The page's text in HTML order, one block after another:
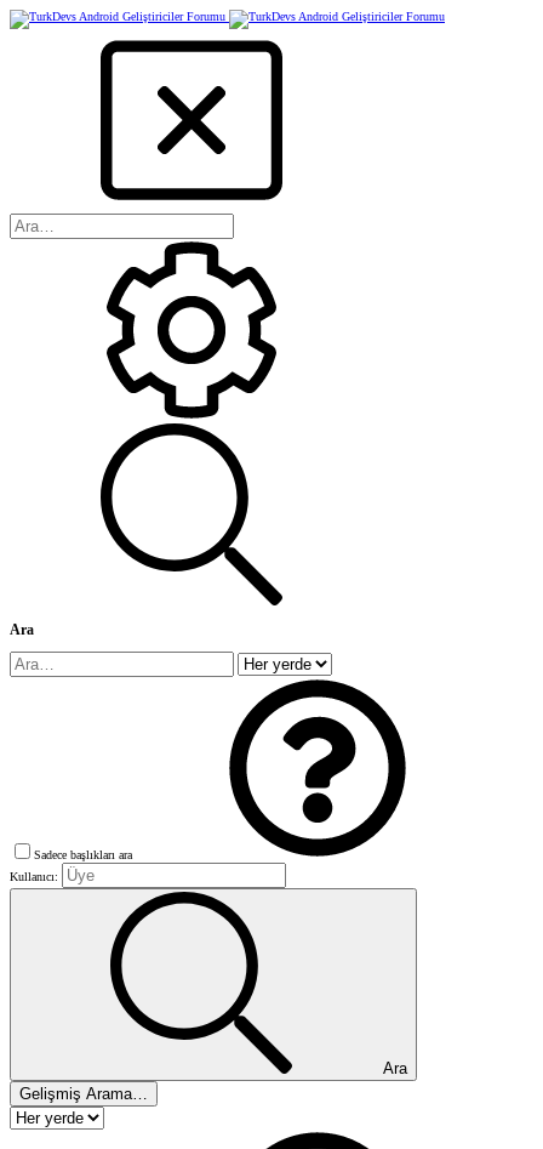
Ara
Sadece başlıkları ara
Kullanıcı:
Ara
Gelişmiş Arama…